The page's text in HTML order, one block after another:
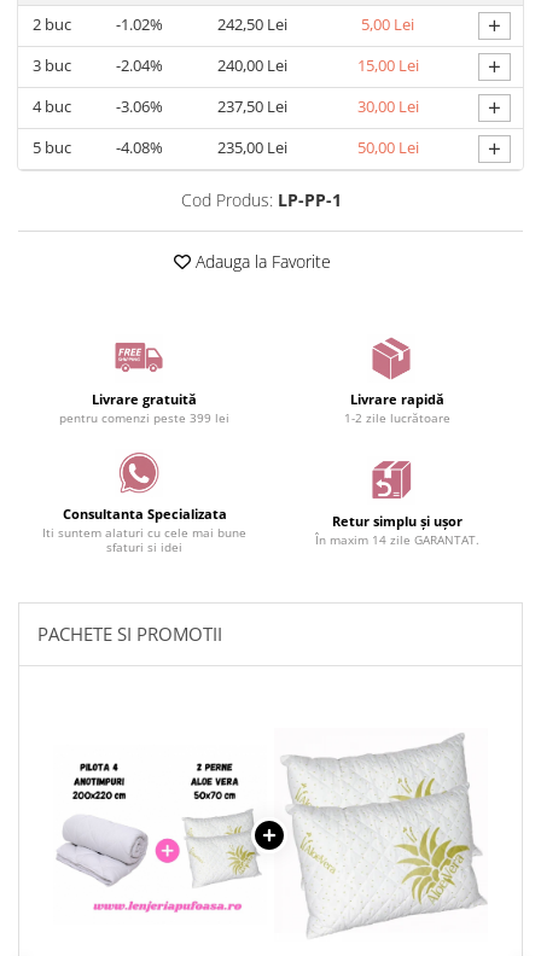
2buc -1.02% 242,50 Lei 5,00 Lei +
3buc -2.04% 240,00 Lei 15,00 Lei +
4buc -3.06% 237,50 Lei 30,00 Lei +
5buc -4.08% 235,00 Lei 50,00 Lei +
Cod Produs: LP-PP-1
Adauga la Favorite
Livrare gratuită
pentru comenzi peste 399 lei
Livrare rapidă
1-2 zile lucrătoare
Consultanta Specializata
Iti suntem alaturi cu cele mai bune
sfaturi si idei
Retur simplu și ușor
În maxim 14 zile GARANTAT.
PACHETE SI PROMOTII